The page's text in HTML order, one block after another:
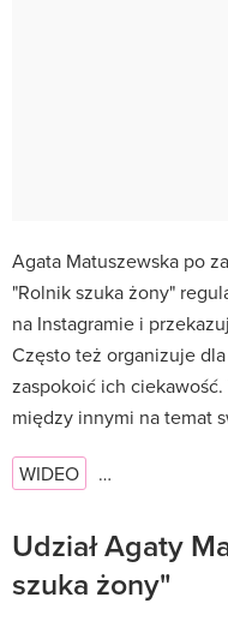
Agata Matuszewska po
"Rolnik szuka żony"
na Instagramie i
Często też organizuje
zaspokoić ich
między innymi na temat
WIDEO …
Udział Agaty
szuka żony"